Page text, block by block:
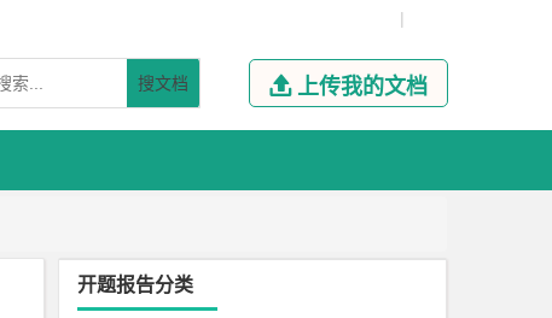
|
搜文档  上传我的文档
开题报告分类